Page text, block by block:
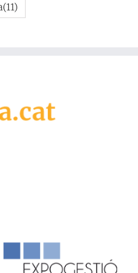
(11)